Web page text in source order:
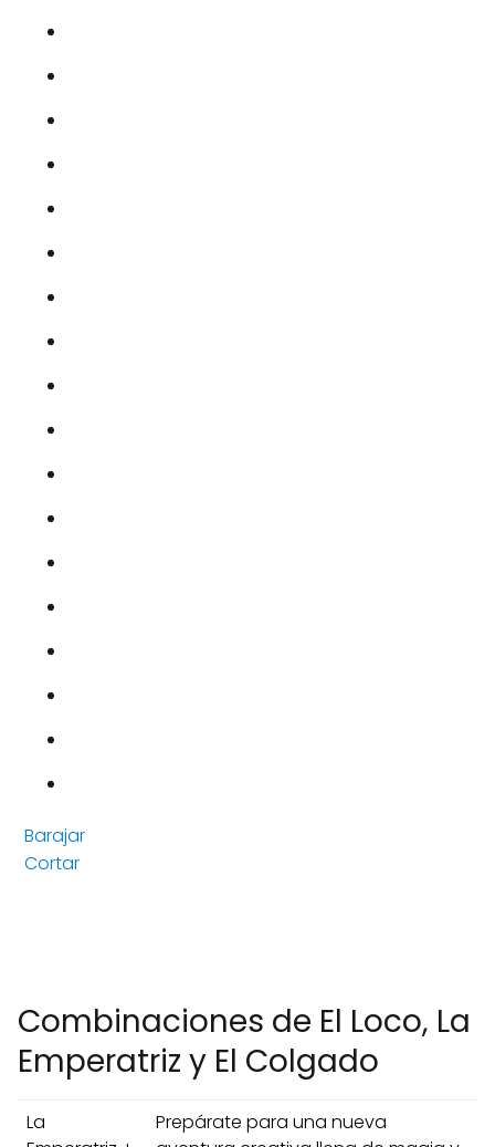
Barajar
Cortar
Combinaciones de El Loco, La
Emperatriz y El Colgado
La
Prepárate para una nueva